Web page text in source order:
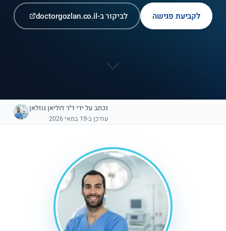
לקביעת פגישה לביקור ב-doctorgozlan.co.il
נכתב על ידיד״ר ז׳וליאן גוזלאן